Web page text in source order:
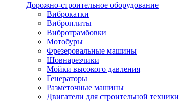
Дорожно-строительное оборудование
Виброкатки
Виброплиты
Вибротрамбовки
Мотобуры
Фрезеровальные машины
Шовнарезчики
Мойки высокого давления
Генераторы
Разметочные машины
Двигатели для строительной техники